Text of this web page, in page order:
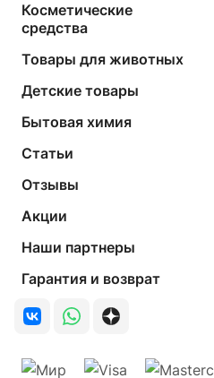
Косметические
средства
Товары для животных
Детские товары
Бытовая химия
Статьи
Отзывы
Акции
Наши партнеры
Гарантия и возврат